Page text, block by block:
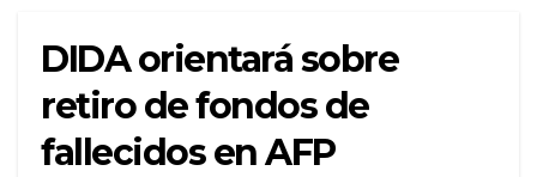
DIDA orientará sobre
retiro de fondos de
fallecidos en AFP